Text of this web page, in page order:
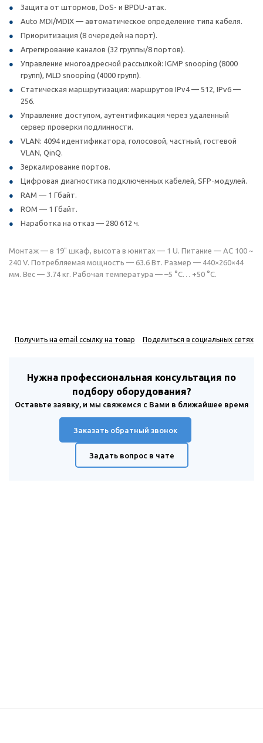
Защита от штормов, DoS- и BPDU-атак.
Auto MDI/MDIX — автоматическое определение типа кабеля.
Приоритизация (8 очередей на порт).
Агрегирование каналов (32 группы/8 портов).
Управление многоадресной рассылкой: IGMP snooping (8000
групп), MLD snooping (4000 групп).
Статическая маршрутизация: маршрутов IPv4 — 512, IPv6 —
256.
Управление доступом, аутентификация через удаленный
сервер проверки подлинности.
VLAN: 4094 идентификатора, голосовой, частный, гостевой
VLAN, QinQ.
Зеркалирование портов.
Цифровая диагностика подключенных кабелей, SFP-модулей.
RAM — 1 Гбайт.
ROM — 1 Гбайт.
Наработка на отказ — 280 612 ч.
Монтаж — в 19" шкаф, высота в юнитах — 1 U. Питание — AC 100 ~
240 V. Потребляемая мощность — 63.6 Вт. Размер — 440×260×44
мм. Вес — 3.74 кг. Рабочая температура — –5 °C… +50 °C.
Получить на email ссылку на товар Поделиться в социальных сетях
Нужна профессиональная консультация по
подбору оборудования?
Оставьте заявку, и мы свяжемся с Вами в ближайшее время
Заказать обратный звонок
Задать вопрос в чате